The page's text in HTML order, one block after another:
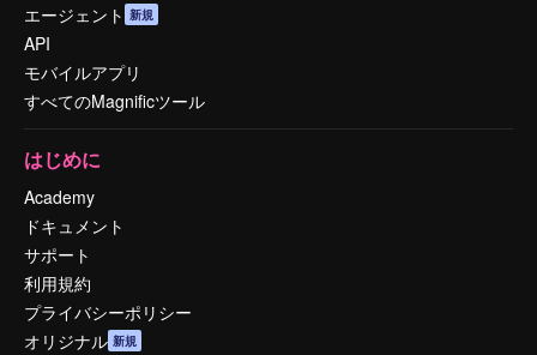
エージェント 新規
API
モバイルアプリ
すべてのMagnificツール
はじめに
Academy
ドキュメント
サポート
利用規約
プライバシーポリシー
オリジナル 新規